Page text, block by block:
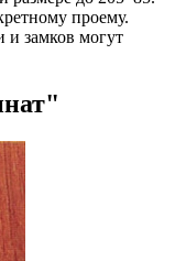
проему.
и замков могут